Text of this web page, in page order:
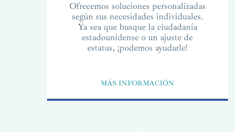
Ofrecemos soluciones personalizadas
según sus necesidades individuales.
Ya sea que busque la ciudadanía
estadounidense o un ajuste de
estatus, ¡podemos ayudarle!
MÁS INFORMACIÓN